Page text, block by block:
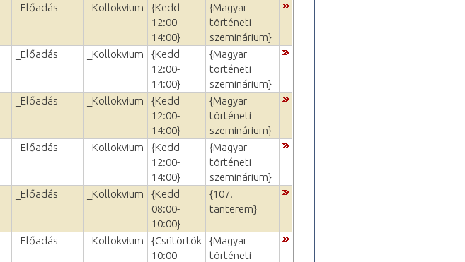
_Előadás _Kollokvium
{Kedd
12:00-
14:00}
{Magyar
történeti
szeminárium}
_Előadás _Kollokvium
{Kedd
12:00-
14:00}
{Magyar
történeti
szeminárium}
_Előadás _Kollokvium
{Kedd
12:00-
14:00}
{Magyar
történeti
szeminárium}
_Előadás _Kollokvium
{Kedd
12:00-
14:00}
{Magyar
történeti
szeminárium}
_Előadás _Kollokvium
{Kedd
08:00-
10:00}
{107.
tanterem}
_Előadás _Kollokvium
{Csütörtök
10:00-
{Magyar
történeti